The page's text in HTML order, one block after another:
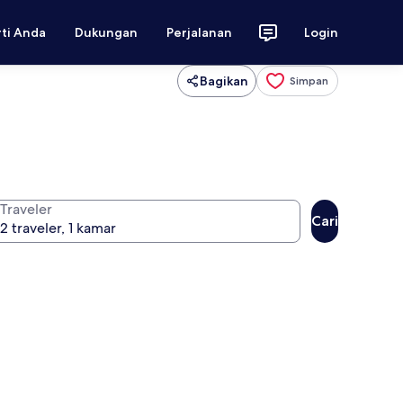
Anda Dukungan Perjalanan Login
Bagikan Simpan
Traveler
Cari